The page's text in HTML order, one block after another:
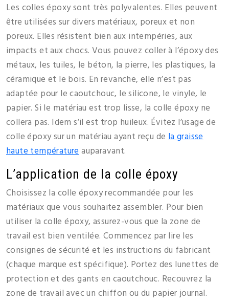
Les colles époxy sont très polyvalentes. Elles peuvent
être utilisées sur divers matériaux, poreux et non
poreux. Elles résistent bien aux intempéries, aux
impacts et aux chocs. Vous pouvez coller à l’époxy des
métaux, les tuiles, le béton, la pierre, les plastiques, la
céramique et le bois. En revanche, elle n’est pas
adaptée pour le caoutchouc, le silicone, le vinyle, le
papier. Si le matériau est trop lisse, la colle époxy ne
collera pas. Idem s’il est trop huileux. Évitez l’usage de
colle époxy sur un matériau ayant reçu dela graisse
haute températureauparavant.
L’application de la colle époxy
Choisissez la colle époxy recommandée pour les
matériaux que vous souhaitez assembler. Pour bien
utiliser la colle époxy, assurez-vous que la zone de
travail est bien ventilée. Commencez par lire les
consignes de sécurité et les instructions du fabricant
(chaque marque est spécifique). Portez des lunettes de
protection et des gants en caoutchouc. Recouvrez la
zone de travail avec un chiffon ou du papier journal.